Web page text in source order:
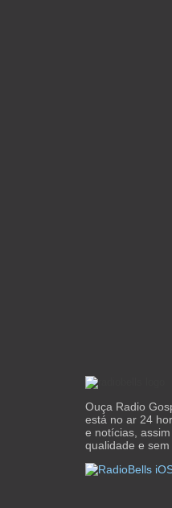
Ouça Radio
está no ar 24
e notícias,
qualidade e sem